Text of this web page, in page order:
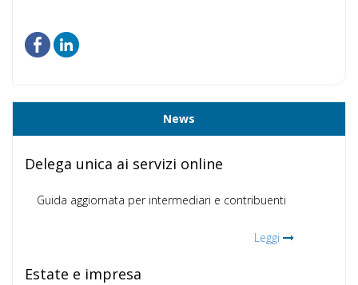
News
Delega unica ai servizi online
Guida aggiornata per intermediari e contribuenti
Leggi
Estate e impresa